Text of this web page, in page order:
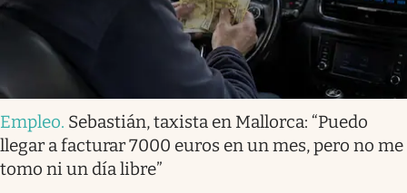
Empleo. Sebastián, taxista en Mallorca: “Puedo
llegar a facturar 7000 euros en un mes, pero no me
tomo ni un día libre”